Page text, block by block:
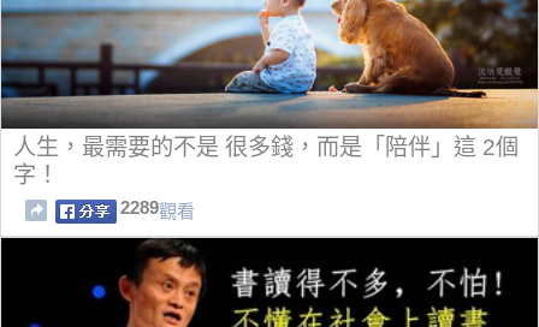
人生，最需要的不是 很多錢，而是「陪伴」這 2個
字！
2289觀看